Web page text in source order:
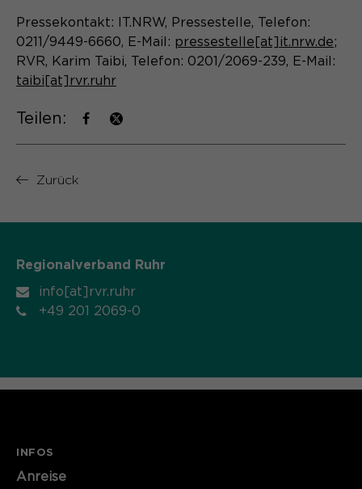
Zweck
Dieser Cookie teilt der Webseite mit,
ob ein Besucher im Typo3-Backend
angemeldet ist und die Rechte besitzt
Zweck
Benutzers für Cookies auf der
aktuellen Domäne.
Name MATOMO_SESSID
Laufzeit Sitzung
Temporäre Session-ID, ohne
Pressekontakt: IT.NRW, Pressestelle, Telefon:
0211/9449-6660, E-Mail: pressestelle[at]it.nrw.de;
RVR, Karim Taibi, Telefon: 0201/2069-239, E-Mail:
taibi[at]rvr.ruhr
Teilen:
Zurück
Regionalverband Ruhr
info[at]rvr.ruhr
+49 201 2069-0
INFOS
Anreise